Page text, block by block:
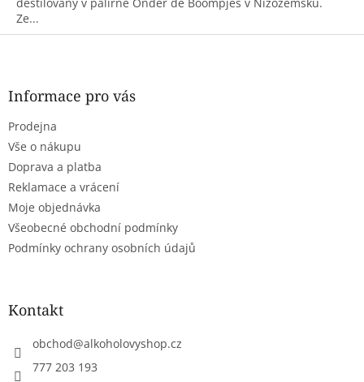
Ze...
Z
Informace pro vás
Prodejna
Vše o nákupu
Doprava a platba
Reklamace a vrácení
Moje objednávka
Všeobecné obchodní podmínky
Podmínky ochrany osobních údajů
Kontakt
obchod@alkoholovyshop.cz
777 203 193